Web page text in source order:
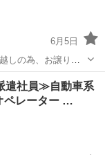
6月5日
しの為、お譲り致
譲り
遣社員≫自動車系
ペレーター …